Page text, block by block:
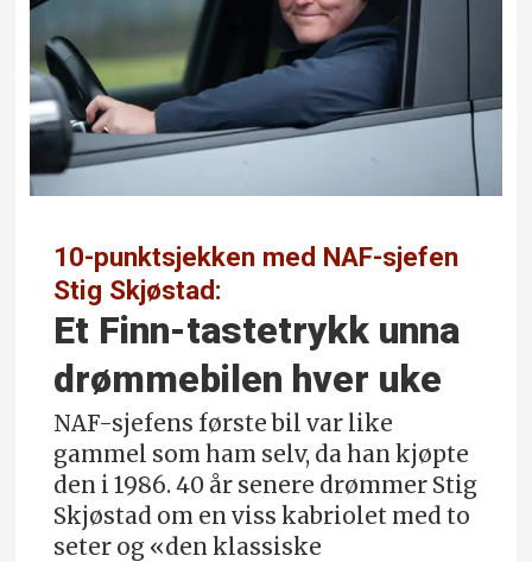
10-punktsjekken med NAF-sjefen
Stig Skjøstad:
Et Finn-tastetrykk unna
drømmebilen hver uke
NAF-sjefens første bil var like
gammel som ham selv, da han kjøpte
den i 1986. 40 år senere drømmer Stig
Skjøstad om en viss kabriolet med to
seter og «den klassiske